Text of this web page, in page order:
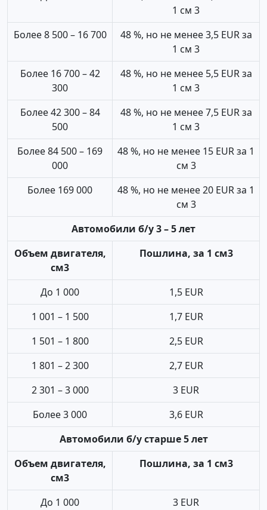
1 см 3
Более 8 500 – 16 700
48 %, но не менее 3,5 EUR за
1 см 3
Более 16 700 – 42
300
48 %, но не менее 5,5 EUR за
1 см 3
Более 42 300 – 84
500
48 %, но не менее 7,5 EUR за
1 см 3
Более 84 500 – 169
000
48 %, но не менее 15 EUR за 1
см 3
Более 169 000
48 %, но не менее 20 EUR за 1
см 3
Автомобили б/у 3 – 5 лет
Объем двигателя,
см3
Пошлина, за 1 см3
До 1 000
1,5 EUR
1 001 – 1 500
1,7 EUR
1 501 – 1 800
2,5 EUR
1 801 – 2 300
2,7 EUR
2 301 – 3 000
3 EUR
Более 3 000
3,6 EUR
Автомобили б/у старше 5 лет
Объем двигателя,
см3
Пошлина, за 1 см3
До 1 000
3 EUR